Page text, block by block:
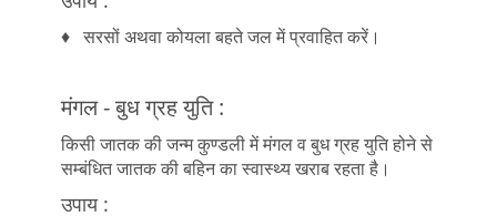
♦ सरसों अथवा कोयला बहते जल में प्रवाहित करें।
मंगल - बुध ग्रह युति :
किसी जातक की जन्म कुण्डली में मंगल व बुध ग्रह युति होने से
सम्बंधित जातक की बहिन का स्वास्थ्य खराब रहता है।
उपाय :